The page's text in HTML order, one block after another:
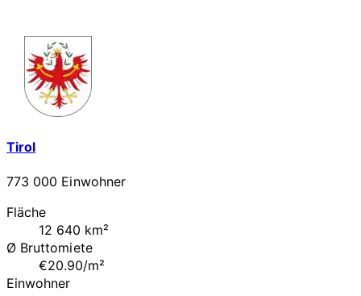
Tirol
773 000 Einwohner
Fläche
12 640 km²
Ø Bruttomiete
€20.90/m²
Einwohner